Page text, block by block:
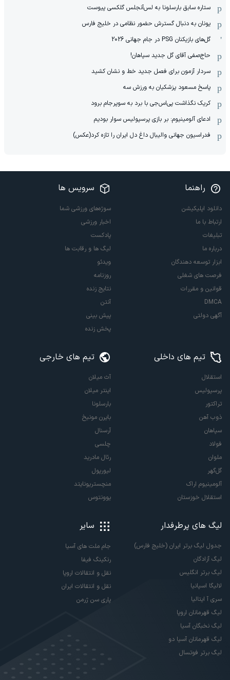
ستاره سابق بارسلونا به لس‌آنجلس گلکسی پیوست
یونان به دنبال گسترش حضور نظامی در خلیج فارس
گل‌های بازیکنان PSG در جام جهانی 2026
حاج‌صفی آقای گل جدید سپاهان!
سردار آزمون برای فصل جدید خط و نشان کشید
پاسخ مسعود پزشکیان به ورزش سه
کریک نگذاشت پی‌اس‌جی با برد به سوپرجام برود
ادعای آلومینیوم: بر بازی پرسپولیس سوار بودیم
فدراسیون جهانی والیبال داغ دل ایران را تازه کرد(عکس)
راهنما
دانلود اپلیکیشن
ارتباط با ما
تبلیغات
درباره ما
ابزار توسعه دهندگان
فرصت های شغلی
قوانین و مقررات
DMCA
آگهی دولتی
سرویس ها
سوژه‌های ورزشی شما
اخبار ورزشی
پادکست
لیگ ها و رقابت ها
ویدئو
روزنامه
نتایج زنده
آنتن
پیش بینی
پخش زنده
تیم های داخلی
استقلال
پرسپولیس
تراکتور
ذوب آهن
سپاهان
فولاد
ملوان
گل‌گهر
آلومینیوم اراک
استقلال خوزستان
تیم های خارجی
آث میلان
اینتر میلان
بارسلونا
بایرن مونیخ
آرسنال
چلسی
رئال مادرید
لیورپول
منچستریونایتد
یوونتوس
لیگ های پرطرفدار
جدول لیگ برتر ایران (خلیج فارس)
لیگ آزادگان
لیگ برتر انگلیس
لالیگا اسپانیا
سری آ ایتالیا
لیگ قهرمانان اروپا
لیگ نخبگان آسیا
لیگ قهرمانان آسیا دو
لیگ برتر فوتسال
سایر
جام ملت های آسیا
رنکینگ فیفا
نقل و انتقالات اروپا
نقل و انتقالات ایران
پاری سن ژرمن